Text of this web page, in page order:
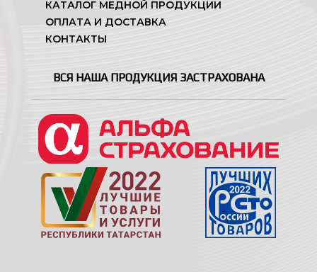
КАТАЛОГ МЕДНОЙ ПРОДУКЦИИ
ОПЛАТА И ДОСТАВКА
КОНТАКТЫ
ВСЯ НАША ПРОДУКЦИЯ ЗАСТРАХОВАНА